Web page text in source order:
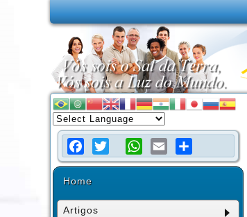
Facebook
TwitterWhatsApp
EmailShare
Home
Artigos